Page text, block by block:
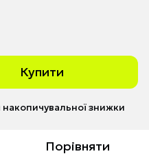
Купити
знижки
Порівняти